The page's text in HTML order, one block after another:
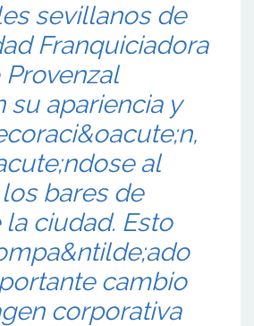
sevillanos de
Franquiciadora
su apariencia y
al
bares de
ciudad. Esto
cambio
corporativa